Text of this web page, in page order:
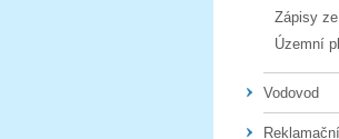
Zápisy
Územní
Vodovod